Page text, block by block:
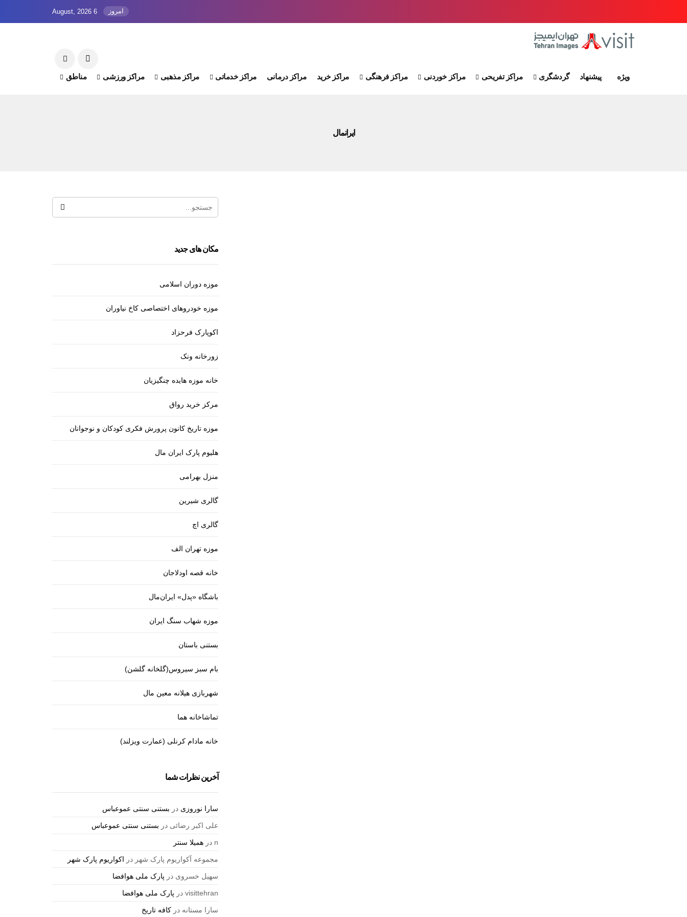
امروز 6 August, 2026
ویژه پیشنهاد گردشگری مراکز تفریحی مراکز خوردنی مراکز فرهنگی مراکز خرید مراکز درمانی مراکز خدماتی مراکز مذهبی مراکز ورزشی مناطق
ایرانمال
مکان های جدید
موزه دوران اسلامی
موزه خودروهای اختصاصی کاخ نیاوران
اکوپارک فرحزاد
زورخانه ونک
خانه موزه هایده چنگیزیان
مرکز خرید رواق
موزه تاریخ کانون پرورش فکری کودکان و نوجوانان
هلیوم پارک ایران مال
منزل بهرامی
گالری شیرین
گالری اچ
موزه تهران الف
خانه قصه اودلاجان
باشگاه «پدل» ایران‌مال
موزه شهاب سنگ ایران
بستنی باستان
بام سبز سیروس(گلخانه گلشن)
شهربازی هیلانه معین مال
تماشاخانه هما
خانه مادام کرنلی (عمارت ویزلند)
آخرین نظرات شما
سارا نوروزی در بستنی سنتی عموعباس
علی اکبر رضائی در بستنی سنتی عموعباس
n درهمیلا سنتر
مجموعه آکواریوم پارک شهر در اکواریوم پارک شهر
سهیل خسروی در پارک ملی هوافضا
visittehran در پارک ملی هوافضا
سارا مستانه درکافه تاریخ